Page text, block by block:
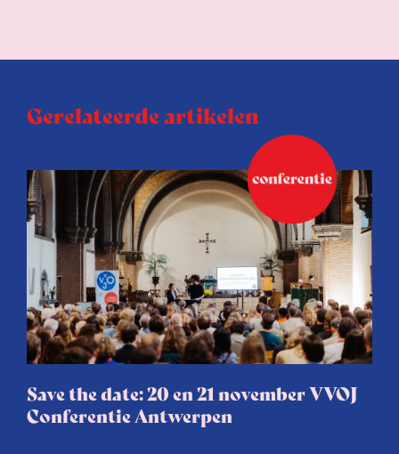
Gerelateerde artikelen
Save the date: 20 en 21 november VVOJ
Conferentie Antwerpen